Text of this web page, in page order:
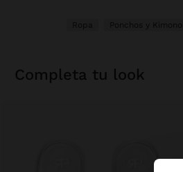
Ropa Ponchos y Kimonos
completa tu look